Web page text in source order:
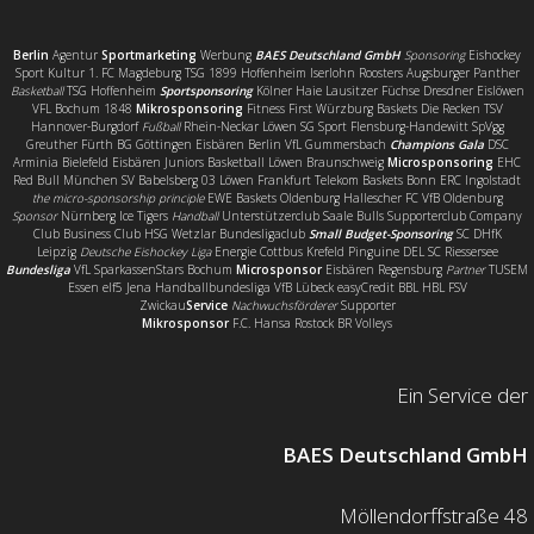
Berlin Agentur Sportmarketing Werbung BAES Deutschland GmbH SponsoringEishockey
Sport Kultur 1. FC Magdeburg TSG 1899 Hoffenheim Iserlohn Roosters Augsburger Panther
BasketballTSG Hoffenheim SportsponsoringKölner Haie Lausitzer Füchse Dresdner Eislöwen
VFL Bochum 1848 Mikrosponsoring Fitness First Würzburg Baskets Die Recken TSV
Hannover-Burgdorf FußballRhein-Neckar Löwen SG Sport Flensburg-Handewitt SpVgg
Greuther Fürth BG Göttingen Eisbären Berlin VfL Gummersbach Champions GalaDSC
Arminia Bielefeld Eisbären Juniors Basketball Löwen Braunschweig Microsponsoring EHC
Red Bull München SV Babelsberg 03 Löwen Frankfurt Telekom Baskets Bonn ERC Ingolstadt
the micro-sponsorship principleEWE Baskets Oldenburg Hallescher FC VfB Oldenburg
SponsorNürnberg Ice Tigers HandballUnterstützerclub Saale Bulls Supporterclub Company
Club Business Club HSG Wetzlar Bundesligaclub Small Budget-SponsoringSC DHfK
Leipzig Deutsche Eishockey LigaEnergie Cottbus Krefeld Pinguine DEL SC Riessersee
Bundesliga VfL SparkassenStars Bochum MicrosponsorEisbären Regensburg PartnerTUSEM
Essen elf5 Jena Handballbundesliga VfB Lübeck easyCredit BBL HBL FSV
ZwickauService NachwuchsfördererSupporter
MikrosponsorF.C. Hansa Rostock BR Volleys
Ein Service der
BAES Deutschland GmbH
Möllendorffstraße 48